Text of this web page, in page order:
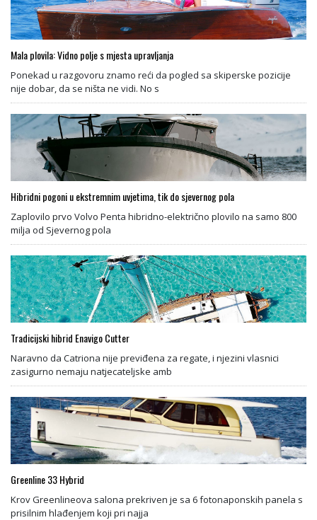
Mala plovila: Vidno polje s mjesta upravljanja
Ponekad u razgovoru znamo reći da pogled sa skiperske pozicije
nije dobar, da se ništa ne vidi. No s
Hibridni pogoni u ekstremnim uvjetima, tik do sjevernog pola
Zaplovilo prvo Volvo Penta hibridno-električno plovilo na samo 800
milja od Sjevernog pola
Tradicijski hibrid Enavigo Cutter
Naravno da Catriona nije previđena za regate, i njezini vlasnici
zasigurno nemaju natjecateljske amb
Greenline 33 Hybrid
Krov Greenlineova salona prekriven je sa 6 fotonaponskih panela s
prisilnim hlađenjem koji pri najja